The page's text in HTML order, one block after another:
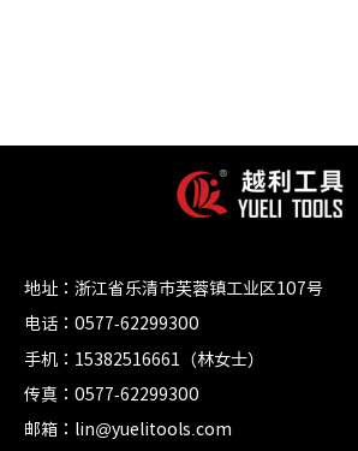
地址：浙江省乐清市芙蓉镇工业区107号
电话：0577-62299300
手机：15382516661（林女士）
传真：0577-62299300
邮箱：lin@yuelitools.com